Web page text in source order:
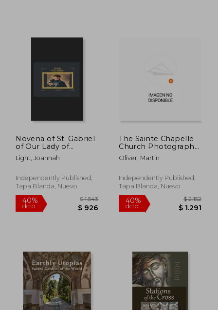
40%
dcto.
$ 6.071 40%
dcto. $
Novena of St. Gabriel
of Our Lady of
Sorrows:
Encountering God's
Gabriel's Intercession
(en Inglés)
Light, Joannah
Independently Published,
Tapa Blanda, Nuevo
The Sainte Chapelle
Church Photographs
(en Inglés)
Oliver, Martin
Independently Published,
Tapa Blanda, Nuevo